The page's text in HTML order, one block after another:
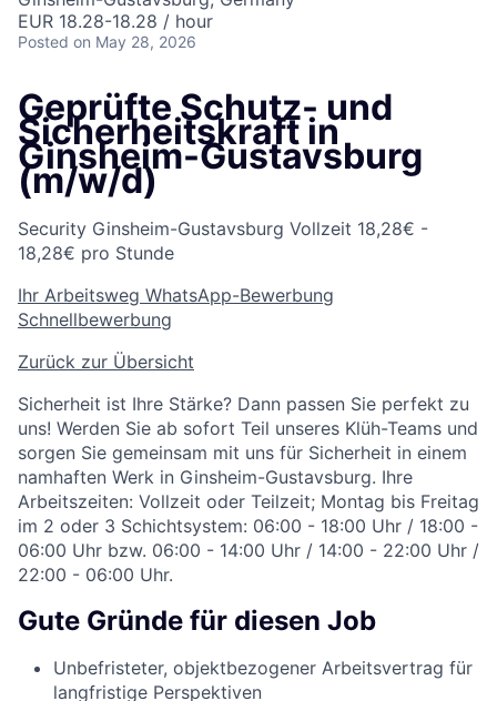
EUR 18.28-18.28 / hour
Posted on May 28, 2026
Geprüfte Schutz- und
Sicherheitskraft in
Ginsheim-Gustavsburg
(m/w/d)
Security Ginsheim-Gustavsburg Vollzeit 18,28€ -
18,28€ pro Stunde
Ihr Arbeitsweg WhatsApp-Bewerbung
Schnellbewerbung
Zurück zur Übersicht
Sicherheit ist Ihre Stärke? Dann passen Sie perfekt zu
uns! Werden Sie ab sofort Teil unseres Klüh-Teams und
sorgen Sie gemeinsam mit uns für Sicherheit in einem
namhaften Werk in Ginsheim-Gustavsburg. Ihre
Arbeitszeiten: Vollzeit oder Teilzeit; Montag bis Freitag
im 2 oder 3 Schichtsystem: 06:00 - 18:00 Uhr / 18:00 -
06:00 Uhr bzw. 06:00 - 14:00 Uhr / 14:00 - 22:00 Uhr /
22:00 - 06:00 Uhr.
Gute Gründe für diesen Job
Unbefristeter, objektbezogener Arbeitsvertrag für
langfristige Perspektiven